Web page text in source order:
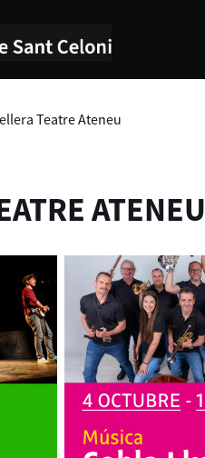
Teatre Ateneu
ATENEU